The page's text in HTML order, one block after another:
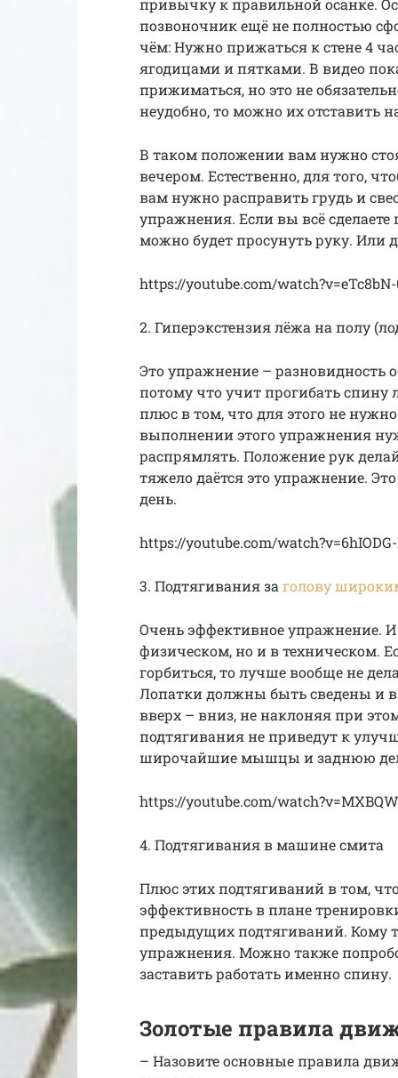
привычку к правильной осанке.
позвоночник ещё не полностью
чём: Нужно прижаться к стене 4
ягодицами и пятками. В видео
прижиматься, но это не
неудобно, то можно их отставить
В таком положении вам нужно
вечером. Естественно, для того,
вам нужно расправить грудь и
упражнения. Если вы всё
можно будет просунуть руку. Или
https://youtube.com/watch?v=eTc8bN-
2. Гиперэкстензия лёжа на полу
Это упражнение – разновидность
потому что учит прогибать
плюс в том, что для этого не
выполнении этого упражнения
распрямлять. Положение рук
тяжело даётся это упражнение.
день.
https://youtube.com/
3. Подтягивания за голову
Очень эффективное упражнение.
физическом, но и в техническом.
горбиться, то лучше вообще не
Лопатки должны быть сведены и
вверх – вниз, не наклоняя при
подтягивания не приведут к
широчайшие мышцы и заднюю
https://youtube.com/
4. Подтягивания в машине смита
Плюс этих подтягиваний в том,
эффективность в плане
предыдущих подтягиваний. Кому
упражнения. Можно также
заставить работать именно спину.
Золотые правила
– Назовите основные правила